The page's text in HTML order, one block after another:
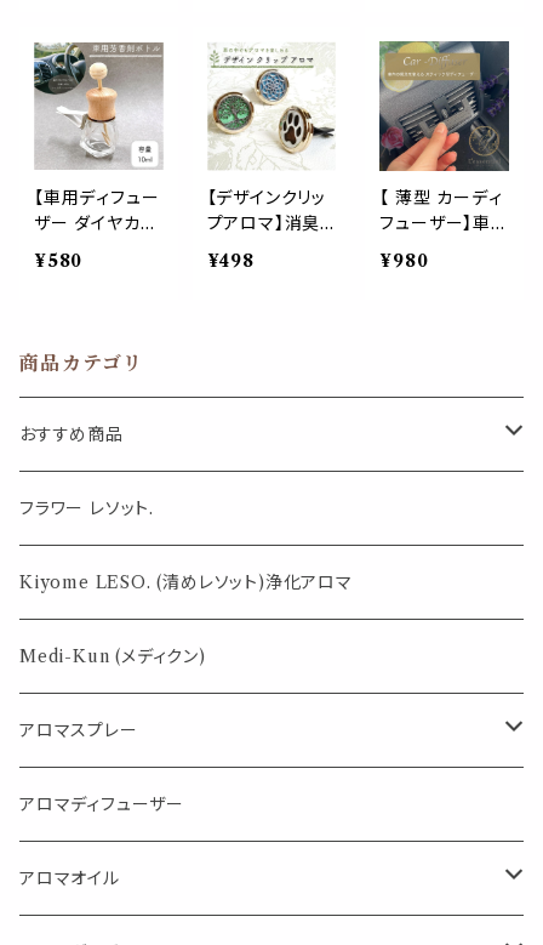
ップ カーフレグ
ランス アップル
ドライブ エアコ
ン 冷房 車 精油
車内 香水 アロ
マ エッセンシャ
ルオイル おしゃ
れ 可愛い 北欧
車 室内 火山石
クリップ付 花 交
通 祈願 エッセン
シャルオイル 精
油対応 木製 ア
ロマ インテリア
おしゃれ 雑貨
ップ カーフレグ
ランス ドライブ
エアコン 冷房
車 精油 車内 香
水 アロマ エッセ
ンシャルオイル
おしゃれ 可愛い
北欧 ナチュラル
【車用ディフュー
ザー ダイヤカッ
ト 詰替 ボトル】1
0ml 木製キャッ
ス ドライブ エア
コン 冷房 車 精
油 車内 香水 ア
ロマ エッセンシ
ゃれ 可愛い 北
欧 ナチュラル
¥580
【デザインクリッ
プアロマ】消臭
カーフレグラン
ス ドライブ 冷房
ルオイル
¥498
【 薄型 カーディ
フューザー】車
室内 消臭 アロ
マ クリップ付 イ
ブ 旅行 デート
¥980
商品カテゴリ
おすすめ商品
気になる虫対策に
薄荷の香りで体感温度-4℃ !? スースーシリーズ
パロサント
フラワー レソット.
Kiyome LESO. (清めレソット)浄化アロマ
Medi-Kun (メディクン)
アロマスプレー
目的で選ぶ
蒸し暑い夏やリフレッシュに
FLOWER LESO. フラワレソット
アロマディフューザー
アロマオイル